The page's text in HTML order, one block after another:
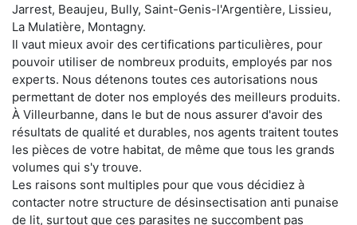
Jarrest, Beaujeu, Bully, Saint-Genis-l'Argentière, Lissieu,
La Mulatière, Montagny.
Il vaut mieux avoir des certifications particulières, pour
pouvoir utiliser de nombreux produits, employés par nos
experts. Nous détenons toutes ces autorisations nous
permettant de doter nos employés des meilleurs produits.
À Villeurbanne, dans le but de nous assurer d'avoir des
résultats de qualité et durables, nos agents traitent toutes
les pièces de votre habitat, de même que tous les grands
volumes qui s'y trouve.
Les raisons sont multiples pour que vous décidiez à
contacter notre structure de désinsectisation anti punaise
de lit, surtout que ces parasites ne succombent pas